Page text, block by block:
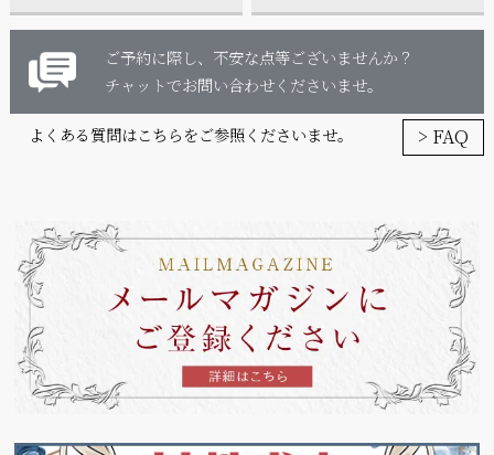
ご予約に際し、不安な点等ございませんか？
チャットでお問い合わせくださいませ。
よくある質問はこちらをご参照くださいませ。 > FAQ